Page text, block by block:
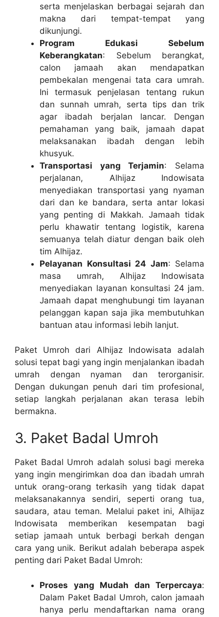
serta menjelaskan berbagai sejarah dan
makna dari tempat-tempat yang
dikunjungi.
Program Edukasi Sebelum
Keberangkatan: Sebelum berangkat,
calon jamaah akan mendapatkan
pembekalan mengenai tata cara umrah.
Ini termasuk penjelasan tentang rukun
dan sunnah umrah, serta tips dan trik
agar ibadah berjalan lancar. Dengan
pemahaman yang baik, jamaah dapat
melaksanakan ibadah dengan lebih
khusyuk.
Transportasi yang Terjamin: Selama
perjalanan, Alhijaz Indowisata
menyediakan transportasi yang nyaman
dari dan ke bandara, serta antar lokasi
yang penting di Makkah. Jamaah tidak
perlu khawatir tentang logistik, karena
semuanya telah diatur dengan baik oleh
tim Alhijaz.
Pelayanan Konsultasi 24 Jam: Selama
masa umrah, Alhijaz Indowisata
menyediakan layanan konsultasi 24 jam.
Jamaah dapat menghubungi tim layanan
pelanggan kapan saja jika membutuhkan
bantuan atau informasi lebih lanjut.
Paket Umroh dari Alhijaz Indowisata adalah
solusi tepat bagi yang ingin menjalankan ibadah
umrah dengan nyaman dan terorganisir.
Dengan dukungan penuh dari tim profesional,
setiap langkah perjalanan akan terasa lebih
bermakna.
3. Paket Badal Umroh
Paket Badal Umroh adalah solusi bagi mereka
yang ingin mengirimkan doa dan ibadah umrah
untuk orang-orang terkasih yang tidak dapat
melaksanakannya sendiri, seperti orang tua,
saudara, atau teman. Melalui paket ini, Alhijaz
Indowisata memberikan kesempatan bagi
setiap jamaah untuk berbagi berkah dengan
cara yang unik. Berikut adalah beberapa aspek
penting dari Paket Badal Umroh:
Proses yang Mudah dan Terpercaya:
Dalam Paket Badal Umroh, calon jamaah
hanya perlu mendaftarkan nama orang